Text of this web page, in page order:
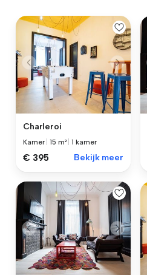
Charleroi
Kamer |15 m² |1 kamer
€ 395 Bekijk meer